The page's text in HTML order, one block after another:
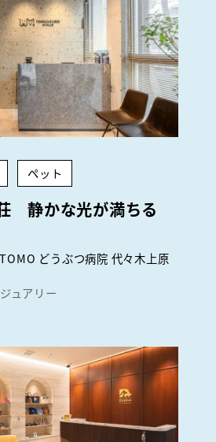
ペット
静かな光が満ちる
TOMO どうぶつ病院 代々木上原
ュアリー